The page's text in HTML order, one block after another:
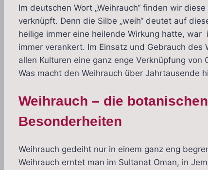
Im deutschen Wort „Weihrauch“ finden wir
verknüpft. Denn die Silbe „weih“ deutet auf
heilige immer eine heilende Wirkung hatte,
immer verankert. Im Einsatz und Gebrauch
allen Kulturen eine ganz enge Verknüpfung
Was macht den Weihrauch über Jahrtausende
Weihrauch – die
Besonderheiten
Weihrauch gedeiht nur in einem ganz eng
Weihrauch erntet man im Sultanat Oman, in